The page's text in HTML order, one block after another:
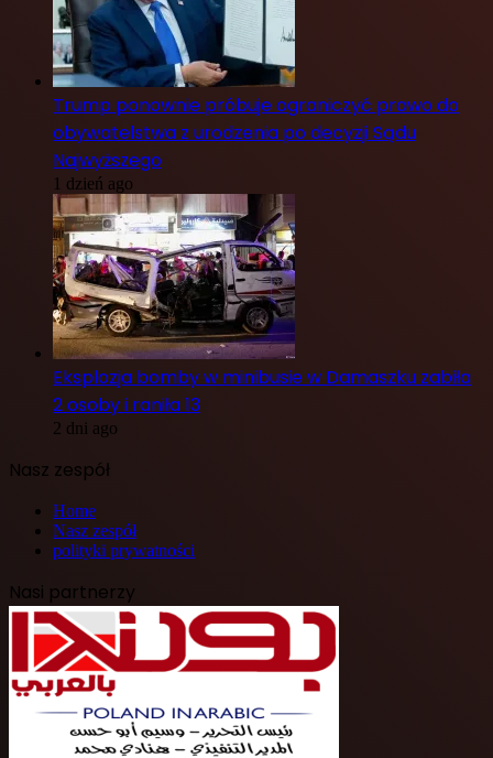
Trump ponownie próbuje ograniczyć prawo do
obywatelstwa z urodzenia po decyzji Sądu
Najwyższego
1 dzień ago
Eksplozja bomby w minibusie w Damaszku zabiła
2 osoby i raniła 13
2 dni ago
Nasz zespół
Home
Nasz zespół
polityki prywatności
Nasi partnerzy